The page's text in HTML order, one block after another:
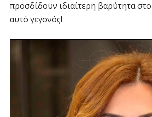
προσδίδουν ιδιαίτερη βαρύτητα στο
αυτό γεγονός!